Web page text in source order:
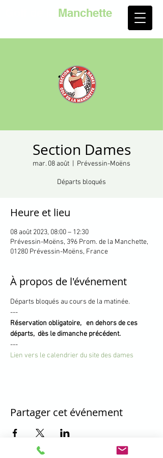
Manchette
Section Dames
mar. 08 août Prévessin-Moëns
Départs bloqués
Heure et lieu
08 août 2023, 08:00 – 12:30
Prévessin-Moëns, 396 Prom. de la Manchette,
01280 Prévessin-Moëns, France
À propos de l'événement
Départs bloqués au cours de la matinée.
---
Réservation obligatoire,   en dehors de ces
départs,  dès le dimanche précédent.
---
Lien vers le calendrier du site des dames
Partager cet événement